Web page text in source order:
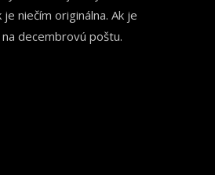
niečím originálna. Ak je
decembrovú poštu.